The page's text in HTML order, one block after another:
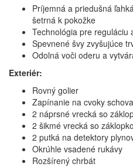
Príjemná a priedušná
šetrná k pokožke
Technológia pre reguláciu
Spevnené švy zvyšujúce
Odolná voči oderu a
Exteriér:
Rovný golier
Zapínanie na cvoky
2 náprsné vrecká so
2 šikmé vrecká so
2 putká na detektory
Okrúhle vsadené rukávy
Rozšírený chrbát